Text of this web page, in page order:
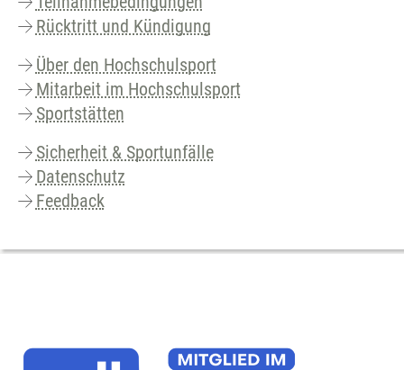
Rücktritt und Kündigung
Über den Hochschulsport
Mitarbeit im Hochschulsport
Sportstätten
Sicherheit & Sportunfälle
Datenschutz
Feedback